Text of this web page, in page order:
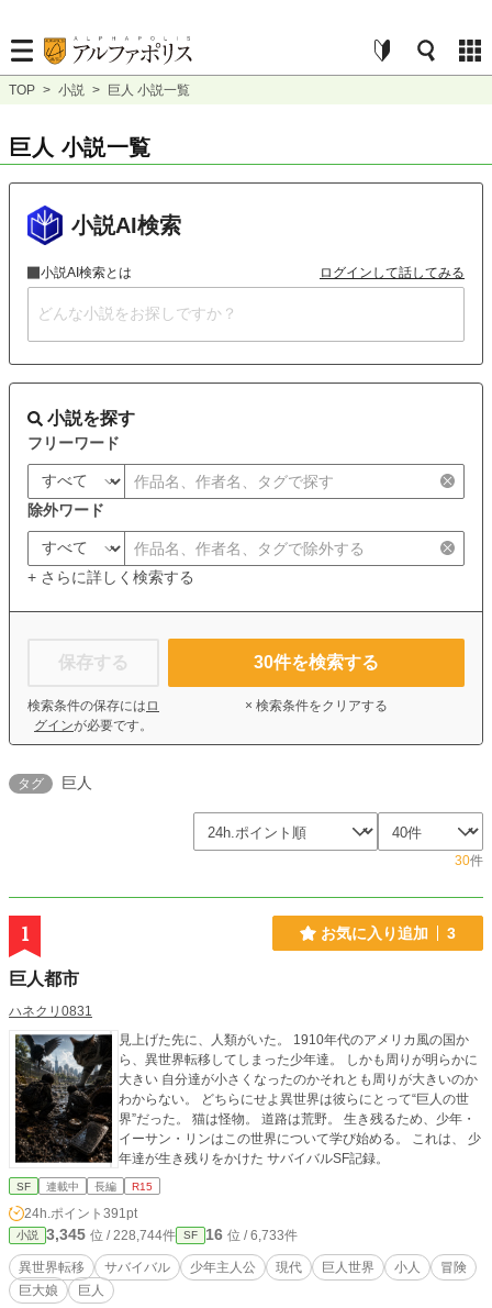
TOP > 小説 > 巨人 小説一覧
巨人 小説一覧
小説AI検索
小説AI検索とは ログインして話してみる
小説を探す
フリーワード
除外ワード
+ さらに詳しく検索する
保存する
検索条件の保存には ロ
グインが必要です。
30件を検索する
× 検索条件をクリアする
タグ 巨人
30件
1 お気に入り追加 3
巨人都市
ハネクリ0831
見上げた先に、人類がいた。 1910年代のアメリカ風の国か
ら、異世界転移してしまった少年達。 しかも周りが明らかに
大きい 自分達が小さくなったのかそれとも周りが大きいのか
わからない。 どちらにせよ異世界は彼らにとって“巨人の世
界”だった。 猫は怪物。 道路は荒野。 生き残るため、少年・
イーサン・リンはこの世界について学び始める。 これは、 少
年達が生き残りをかけた サバイバルSF記録。
SF 連載中 長編 R15
24h.ポイント 391pt
小説 3,345 位 / 228,744件 SF 16 位 / 6,733件
異世界転移 サバイバル 少年主人公 現代 巨人世界 小人
冒険
巨大娘
巨人